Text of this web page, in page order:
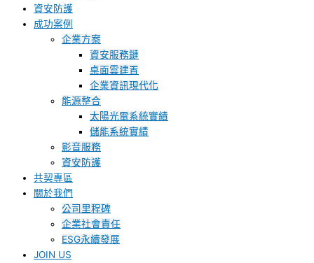
資安防護
成功案例
企業方案
資安服務鏈
桌面雲建置
企業資訊現代化
能源整合
太陽光電系統實績
儲能系統實績
影音服務
資安防護
共契專區
關於我們
公司里程碑
企業社會責任
ESG永續發展
JOIN US